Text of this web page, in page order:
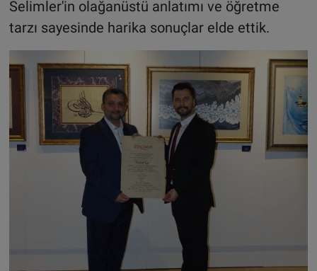
Selimler'in olağanüstü anlatımı ve öğretme
tarzı sayesinde harika sonuçlar elde ettik.